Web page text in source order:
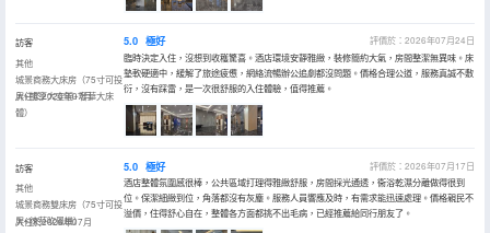
訪客
其他
城景商務大床房（75寸可投
屏+暢享大空間+奢華大床
體）
入住於2026年07月
5.0 極好
評價於：2026年07月24日
臨時決定入住，沒想到收穫驚喜。酒店環境安靜雅緻，裝修簡約大氣，房間整潔無異味。床
墊軟硬適中，緩解了旅途疲憊，網絡流暢辦公追劇都沒問題。價格合理公道，服務真誠不敷
衍，沒有踩雷，是一次很舒服的入住體驗，值得推薦。
訪客
其他
城景商務雙床房（75寸可投
屏+徠芬吹風機）
入住於2026年07月
5.0 極好
評價於：2026年07月17日
酒店整體氛圍感很棒，公共區域打理得雅緻舒服，房間採光通透，衞浴乾濕分離做得很到
位。保潔細緻到位，角落都沒有灰塵。服務人員響應及時，有需求能迅速處理。價格親民不
溢價，住得舒心自在，整體各方面都挑不出毛病，已經推薦給同行朋友了。